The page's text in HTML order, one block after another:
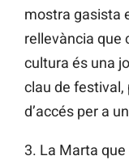
mostra gasista
rellevància que
cultura és una
clau de festival,
d’accés per a
3. La Marta